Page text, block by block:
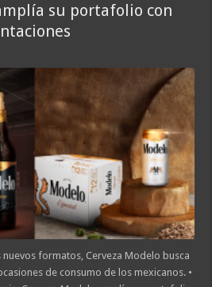
su portafolio con
nuevos formatos, Cerveza Modelo busca
de consumo de los mexicanos. •